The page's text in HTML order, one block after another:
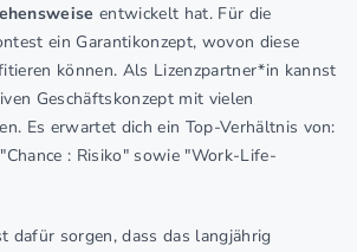
entwickelt hat. Für die
ein Garantikonzept, wovon diese
können. Als Lizenzpartner*in kannst
Geschäftskonzept mit vielen
Es erwartet dich ein Top-Verhältnis von:
: Risiko" sowie "Work-Life-
dafür sorgen, dass das langjährig